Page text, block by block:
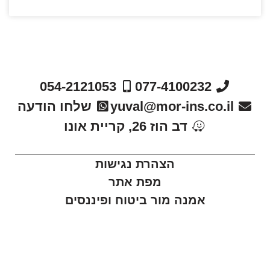
077-4100232
054-2121053
yuval@mor-ins.co.il
שלחו הודעה
דב הוז 26, קריית אונו
הצהרת נגישות
מפת אתר
אמנה מור ביטוח ופיננסים